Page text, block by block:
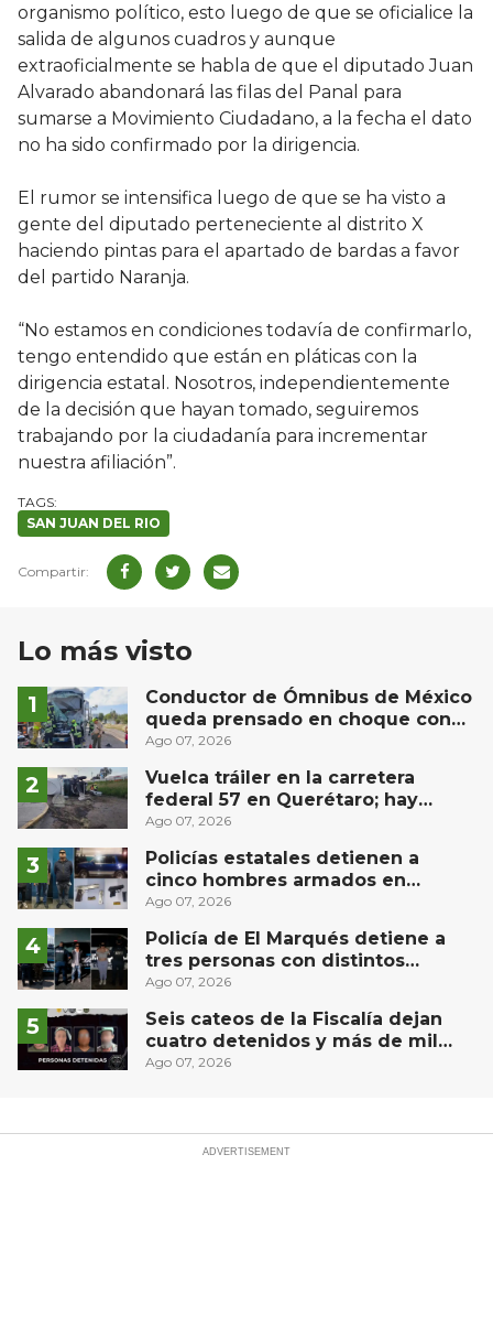
organismo político, esto luego de que se oficialice la
salida de algunos cuadros y aunque
extraoficialmente se habla de que el diputado Juan
Alvarado abandonará las filas del Panal para
sumarse a Movimiento Ciudadano, a la fecha el dato
no ha sido confirmado por la dirigencia.
El rumor se intensifica luego de que se ha visto a
gente del diputado perteneciente al distrito X
haciendo pintas para el apartado de bardas a favor
del partido Naranja.
“No estamos en condiciones todavía de confirmarlo,
tengo entendido que están en pláticas con la
dirigencia estatal. Nosotros, independientemente
de la decisión que hayan tomado, seguiremos
trabajando por la ciudadanía para incrementar
nuestra afiliación”.
SAN JUAN DEL RIO
Lo más visto
Conductor de Ómnibus de México
queda prensado en choque con
materialista en San Juan del Río
Ago 07, 2026
Vuelca tráiler en la carretera
federal 57 en Querétaro; hay
derrame de combustible
Ago 07, 2026
Policías estatales detienen a
cinco hombres armados en
Puebla capital
Ago 07, 2026
Policía de El Marqués detiene a
tres personas con distintos
narcóticos
Ago 07, 2026
Seis cateos de la Fiscalía dejan
cuatro detenidos y más de mil
dosis aseguradas en Querétaro
Ago 07, 2026